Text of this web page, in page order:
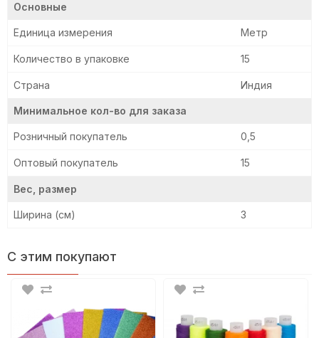
Основные
Единица измерения Метр
Количество в упаковке 15
Страна Индия
Минимальное кол-во для заказа
Розничный покупатель 0,5
Оптовый покупатель 15
Вес, размер
Ширина (см) 3
С этим покупают